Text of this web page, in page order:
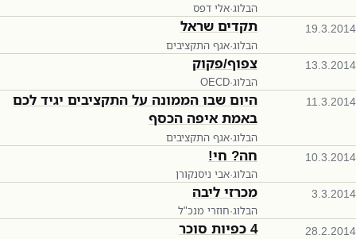
הבלוג·אלי דפס
19.3.2014 תקדים שראל
הבלוג·אגף התקציבים
13.3.2014 צפוף/פקוק
הבלוג·
OECD
11.3.2014
היום שבו הממונה על התקציבים יגיד לכם
באמת איפה הכסף
הבלוג·אגף התקציבים
10.3.2014 חה? חי!
הבלוג·אבי ניסנקורן
3.3.2014 מכרזי ליבה
הבלוג·חוזרי מנכ"ל
28.2.2014 4 כפיות סוכר